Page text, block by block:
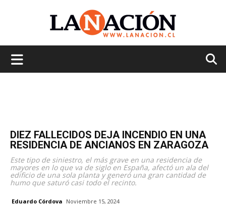
DIEZ FALLECIDOS DEJA INCENDIO EN UNA
RESIDENCIA DE ANCIANOS EN ZARAGOZA
Este tipo de siniestro, el más grave en una residencia de
mayores en lo que va de siglo en España, afectó un ala del
edificio de una sola planta y generó una gran cantidad de
humo que saturó casi todo el recinto.
Eduardo Córdova Noviembre 15, 2024